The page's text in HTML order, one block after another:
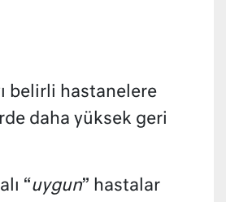
belirli hastanelere
daha yüksek geri
“uygun” hastalar